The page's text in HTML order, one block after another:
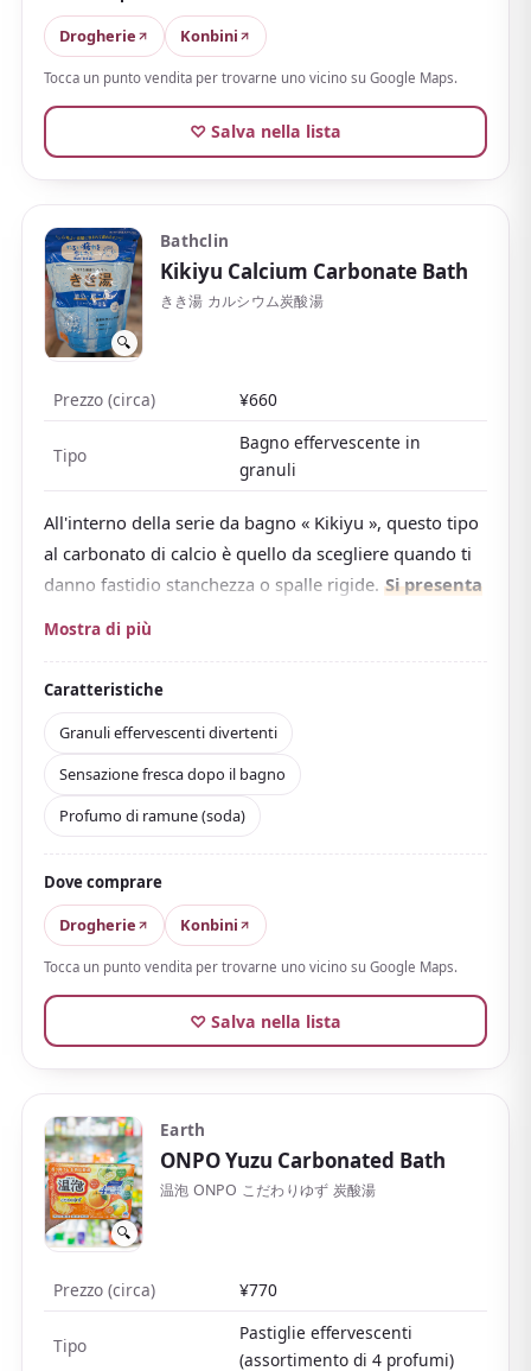
perfetto per rilassarti a fine giornata. Avvolto in un
fresco profumo di yuzu
, lascia una sensazione di
L'acqua risulta leggera anziché appiccicosa e, essendo
famiglia.In confezione singola, leggera e
accessibile anche nella scatola da 20 pastiglie
ottima da comprare in quantità come souvenir dal
profumo tipicamente giapponese.
L'ampia gamma di profumi — bosco, cipresso hinoki,
lavanda e altri — è un ulteriore punto a favore.
Drogherie
Konbini
Tocca un punto vendita per trovarne uno vicino su Google Maps.
♡ Salva nella lista
🔍
Bathclin
Kikiyu Calcium Carbonate Bath
きき湯 カルシウム炭酸湯
Prezzo (circa) ¥660
Tipo
Bagno effervescente in
granuli
All'interno della serie da bagno « Kikiyu », questo tipo
al carbonato di calcio è quello da scegliere quando ti
danno fastidio stanchezza o spalle rigide. Si presenta
in granuli che frizzano e si sciolgono appena
toccano l'acqua
Anidride carbonica e carbonato di calcio potenziano
l'effetto riscaldante e ti scaldano dolcemente
dall'interno. Prodotto quasi-farmaceutico gradito
contro stanchezza, spalle rigide e sensibilità al freddo,
ideale per un bagno lungo e tranquillo.
Contiene anche zinco come ingrediente idratante.Il
profumo è un fresco ramune (soda) e l'acqua
assume un azzurro cielo limpido
La sensazione dopo il bagno è nitida e rinfrescante,
flacone con misurino e alle ricariche, ci sono anche
bustine monouso, comode da distribuire come
Con una ricca gamma di profumi e formule, puoi
sceglierne uno in base all'umore.
Mostra di più
Caratteristiche
Granuli effervescenti divertenti
Sensazione fresca dopo il bagno
Profumo di ramune (soda)
Dove comprare
Drogherie
Konbini
Tocca un punto vendita per trovarne uno vicino su Google Maps.
♡ Salva nella lista
🔍
Earth
ONPO Yuzu Carbonated Bath
温泡 ONPO こだわりゆず 炭酸湯
Prezzo (circa) ¥770
Tipo
Pastiglie effervescenti
(assortimento di 4 profumi)